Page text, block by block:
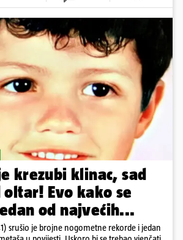
krezubi klinac, sad
Evo kako se
od najvećih...
srušio je brojne nogometne rekorde i jedan